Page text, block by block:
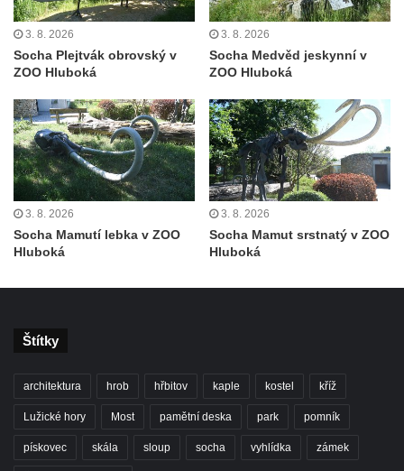
Sochy Ptáci v Tierpark Chemnitz
Socha Skupina jeřábů v Tierpark Chemnitz
Socha Panter v ZOO Leipzig
Socha Dívka s mušlí v ZOO Leipzig
Socha Tygr v ZOO Leipzig
Socha Atlet v ZOO Leipzig
Socha Marabu v ZOO Leipzig
Busta Karla Maxe Schneidera v ZOO
Leipzig
3. 8. 2026
Socha Plejtvák obrovský v
ZOO Hluboká
3. 8. 2026
Socha Medvěd jeskynní v
ZOO Hluboká
3. 8. 2026
Socha Mamutí lebka v ZOO
Hluboká
3. 8. 2026
Socha Mamut srstnatý v ZOO
Hluboká
Štítky
architektura hrob hřbitov kaple kostel kříž
Lužické hory Most pamětní deska park pomník
pískovec skála sloup socha vyhlídka zámek